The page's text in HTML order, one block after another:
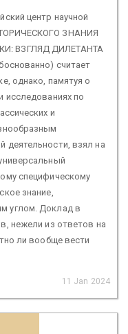
центр научной
ЗНАНИЯ
ВЗГЛЯД ДИЛЕТАНТА
считает
однако, памятуя о
исследованиях по
и
деятельности, взял на
специфическому
знание,
углом. Доклад в
нежели из ответов на
ли вообще вести
11 Jan 2024